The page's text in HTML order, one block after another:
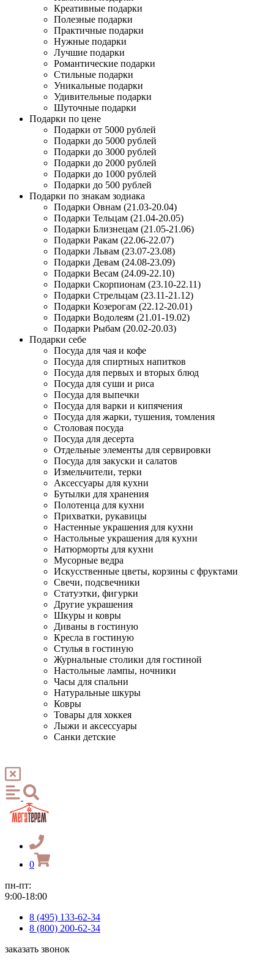
Креативные подарки
Полезные подарки
Практичные подарки
Нужные подарки
Лучшие подарки
Романтические подарки
Стильные подарки
Уникальные подарки
Удивительные подарки
Шуточные подарки
Подарки по цене
Подарки от 5000 рублей
Подарки до 5000 рублей
Подарки до 3000 рублей
Подарки до 2000 рублей
Подарки до 1000 рублей
Подарки до 500 рублей
Подарки по знакам зодиака
Подарки Овнам (21.03-20.04)
Подарки Тельцам (21.04-20.05)
Подарки Близнецам (21.05-21.06)
Подарки Ракам (22.06-22.07)
Подарки Львам (23.07-23.08)
Подарки Девам (24.08-23.09)
Подарки Весам (24.09-22.10)
Подарки Скорпионам (23.10-22.11)
Подарки Стрельцам (23.11-21.12)
Подарки Козерогам (22.12-20.01)
Подарки Водолеям (21.01-19.02)
Подарки Рыбам (20.02-20.03)
Подарки себе
Посуда для чая и кофе
Посуда для спиртных напитков
Посуда для первых и вторых блюд
Посуда для суши и риса
Посуда для выпечки
Посуда для варки и кипячения
Посуда для жарки, тушения, томления
Столовая посуда
Посуда для десерта
Отдельные элементы для сервировки
Посуда для закуски и салатов
Измельчители, терки
Аксессуары для кухни
Бутылки для хранения
Полотенца для кухни
Прихватки, рукавицы
Настенные украшения для кухни
Настольные украшения для кухни
Натюрморты для кухни
Мусорные ведра
Искусственные цветы, корзины с фруктами
Свечи, подсвечники
Статуэтки, фигурки
Другие украшения
Шкуры и ковры
Диваны в гостиную
Кресла в гостиную
Стулья в гостиную
Журнальные столики для гостиной
Настольные лампы, ночники
Часы для спальни
Натуральные шкуры
Ковры
Товары для хоккея
Лыжи и аксессуары
Санки детские
0
пн-пт:
9:00-18:00
8 (495) 133-62-34
8 (800) 200-62-34
заказать звонок